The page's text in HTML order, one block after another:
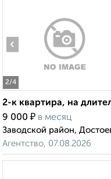
2/4
‹
2-к квартира, на
9 000 ₽ в месяц
Заводской район,
Агентство, 07.08.2026